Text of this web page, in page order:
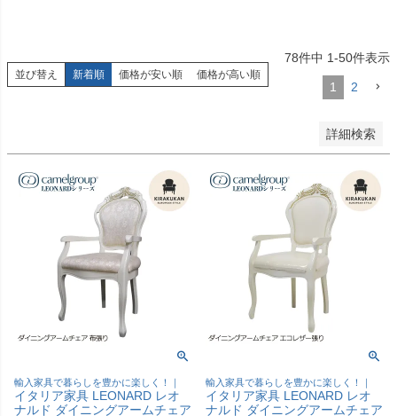
並び替え 新着順 価格が安い順 価格が高い順
78件中 1-50件表示
1 2
詳細検索
キーワードヒット順
輸入家具で暮らしを豊かに楽しく！｜
イタリア家具 LEONARD レオ
ナルド ダイニングアームチェア
輸入家具で暮らしを豊かに楽しく！｜
イタリア家具 LEONARD レオ
ナルド ダイニングアームチェア